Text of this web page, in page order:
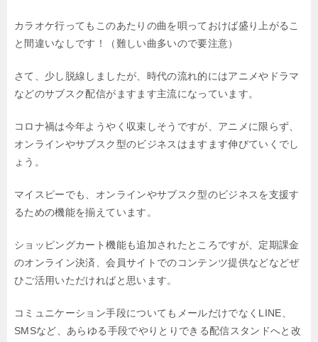
カラオケ行ってもこのあたりの曲を唄っておけば盛り上がるこ
と間違いなしです！
（難しい曲多いので要注意）
さて、少し脱線しましたが、 時代の流れ的にはアニメやドラマ
などのサブスク配信がますます主流になっています。
コロナ禍は今年ようやく収束しそうですが、アニメに限らず、
オンラインやサブスク型のビジネスはますます伸びていくでし
ょう。
マイスピーでも、 オンラインやサブスク型のビジネスを支援す
るための機能を揃えています。
ショッピングカート機能も追加されたところですが、 定期課金
のオンライン決済、会員サイトでのコンテンツ提供などなどぜ
ひご活用いただければと思います。
コミュニケーション手段についても メールだけでなくLINE、
SMSなど、あらゆる手段でやりとりできる配信スタンドへと改